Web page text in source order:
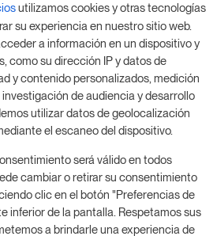
prueba de 14 días y mejora tu
para empezar tu prueba
gratuita
utilizamos cookies y otras tecnologías
su experiencia en nuestro sitio web.
a información en un dispositivo y
como su dirección IP y datos de
y contenido personalizados, medición
de audiencia y desarrollo
utilizar datos de geolocalización
el escaneo del dispositivo.
será válido en todos
cambiar o retirar su consentimiento
clic en el botón "Preferencias de
inferior de la pantalla. Respetamos sus
a brindarle una experiencia de